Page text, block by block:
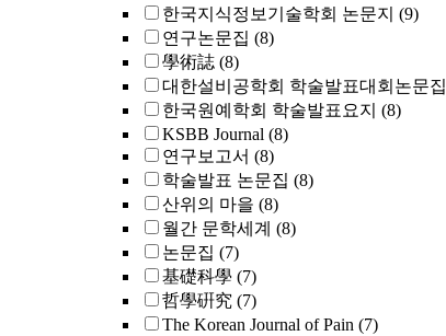
한국지식정보기술학회 논문지 (9)
연구논문집 (8)
學術誌 (8)
대한설비공학회 학술발표대회논문집
한국원예학회 학술발표요지 (8)
KSBB Journal (8)
연구보고서 (8)
학술발표 논문집 (8)
산위의 마을 (8)
월간 문학세계 (8)
논문집 (7)
基礎科學 (7)
哲學硏究 (7)
The Korean Journal of Pain (7)